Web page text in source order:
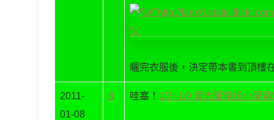
曬完衣服後，決定帶本書到頂樓
2011-
01-08
8 哇塞！ 1/3~1/9 買大筆電送小筆